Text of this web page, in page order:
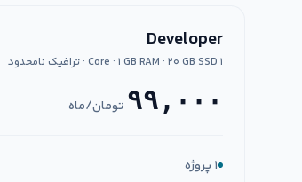
Developer
۱ Core · ۱ GB RAM · ۲۰ GB SSD · ترافیک نامحدود
۹۹,۰۰۰ تومان/ماه
۱ پروژه